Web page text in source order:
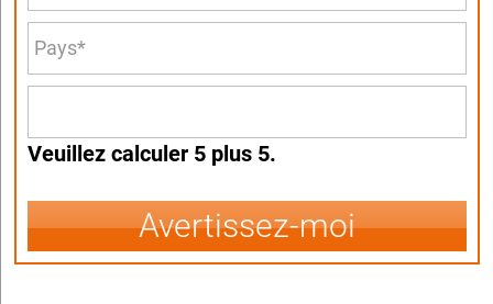
Veuillez calculer 5 plus 5.
Avertissez-moi